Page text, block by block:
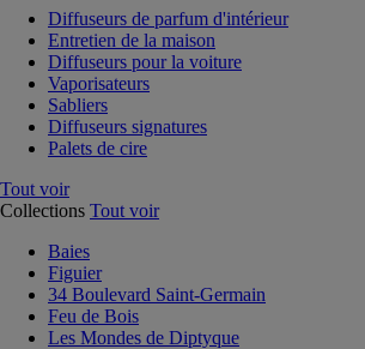
Diffuseurs de parfum d'intérieur
Entretien de la maison
Diffuseurs pour la voiture
Vaporisateurs
Sabliers
Diffuseurs signatures
Palets de cire
Tout voir
Collections Tout voir
Baies
Figuier
34 Boulevard Saint-Germain
Feu de Bois
Les Mondes de Diptyque